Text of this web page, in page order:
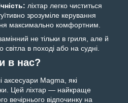
ліхтар легко чиститься
зрозуміле керування
максимально комфортним.
не тільки в гриля, але й
в поході або на судні.
в нас?
аксесуари Magma, які
Цей ліхтар — найкраще
вечірнього відпочинку на